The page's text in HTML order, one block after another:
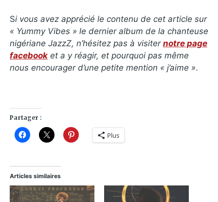
Si vous avez apprécié le contenu de cet article sur
« Yummy Vibes » le dernier album de la chanteuse
nigériane JazzZ, n’hésitez pas à visiter notre page
facebook et a y réagir, et pourquoi pas même
nous encourager d’une petite mention « j’aime ».
Partager :
Plus
Articles similaires